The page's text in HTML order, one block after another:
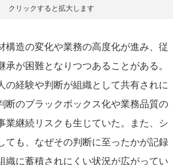
クリックすると拡大します
構造の変化や業務の高度化が進み、従
が困難となりつつあることがある。
の経験や判断が組織として共有されに
断のブラックボックス化や業務品質の
業継続リスクも生じていた。また、シ
ても、なぜその判断に至ったかが記録
織に蓄積されにくい状況が広がってい